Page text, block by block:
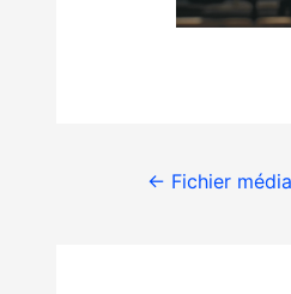
← Fichier